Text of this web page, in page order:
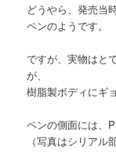
どうやら、発売当
ペンのようです。
ですが、実物はと
が、
樹脂製ボディにギ
ペンの側面には、
（写真はシリアル